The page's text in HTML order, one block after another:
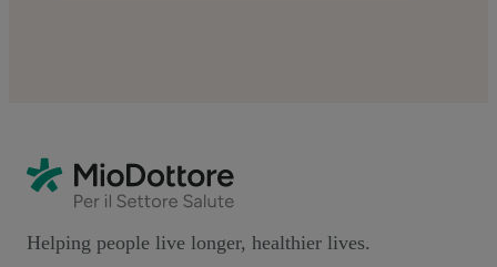
Helping people live longer, healthier lives.